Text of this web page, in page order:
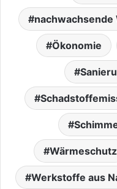
Ökonomie
Wärmeschutz
Werkstoffe aus